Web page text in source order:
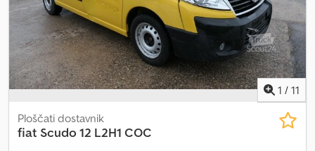
ALL INFORMATION PROVIDED WITHOUT GUARANTEE * Subject to
prior sale * WE RESERVE THE RIGHT TO PRIOR SALE
1 / 11
Ploščati dostavnik
fiat Scudo 12 L2H1 COC